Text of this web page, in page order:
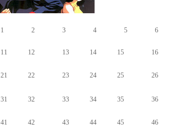
1 2 3 4 5 6
11 12 13 14 15 16
21 22 23 24 25 26
31 32 33 34 35 36
41 42 43 44 45 46